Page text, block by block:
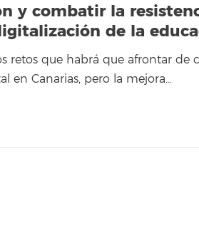
y combatir la
de la
retos que habrá que afrontar de
en Canarias, pero la mejora…